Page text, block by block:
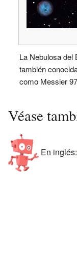
La Nebulosa del
también
como Messier
Véase
En inglés: